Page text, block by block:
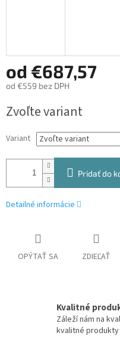
od €687,57
od €559 bez DPH
cena:
Zvoľte variant
Variant
Pridať do
Detailné informácie
OPÝTAŤ SA ZDIEĽAŤ
Kvalitné
Záleží nám na
kvalitné